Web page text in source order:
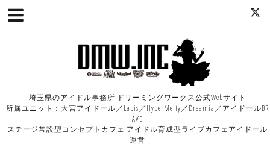
埼玉県のアイドル事務所 ドリーミングワークス公式Webサイト
所属ユニット：大宮アイドール／Lapis／HyperMelty／Dreamia／アイドールBR
AVE
ステージ常設型コンセプトカフェ アイドル育成型ライブカフェアイドール
運営